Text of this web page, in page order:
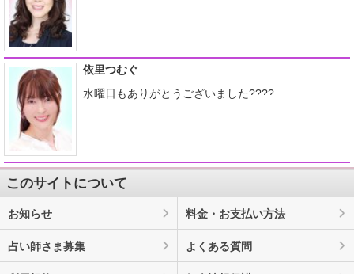
依里つむぐ
水曜日もありがとうございました????
このサイトについて
お知らせ 料金・お支払い方法
占い師さま募集 よくある質問